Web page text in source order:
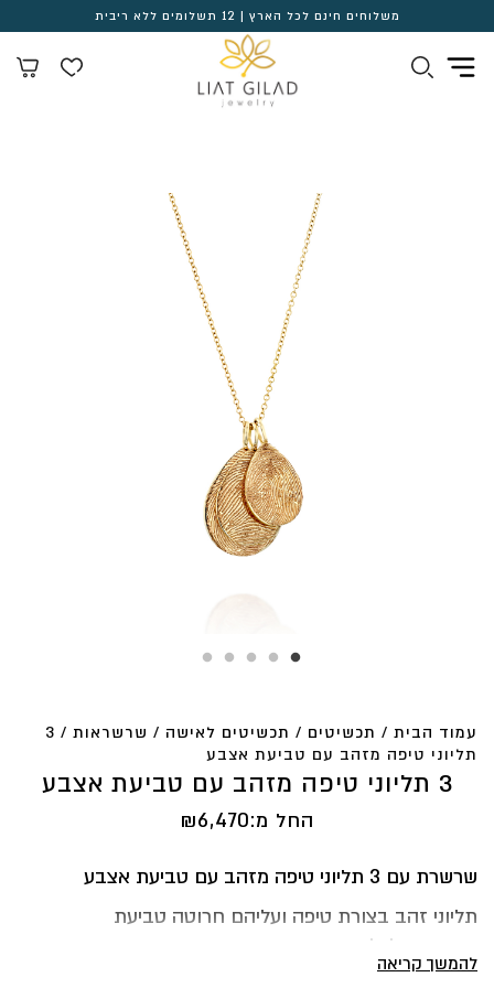
משלוחים חינם לכל הארץ | 12 תשלומים ללא ריבית
עמוד הבית / תכשיטים / תכשיטים לאישה / שרשראות
/ 3
תליוני טיפה מזהב עם טביעת אצבע
3 תליוני טיפה מזהב עם טביעת אצבע
החל מ: ₪6,470
שרשרת עם 3 תליוני טיפה מזהב עם טביעת אצבע
תליוני זהב בצורת טיפה ועליהם חרוטה טביעת
האצבע של ילדייך
שלושת התליונים בגדלים שונים מונחים על צווארך
להמשך קריאה